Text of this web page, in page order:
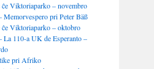
ĉe Viktoriaparko – novembro
Memorvespero pri Peter Bäß
ĉe Viktoriaparko – oktobro
La 110-a UK de Esperanto –
pri Afriko